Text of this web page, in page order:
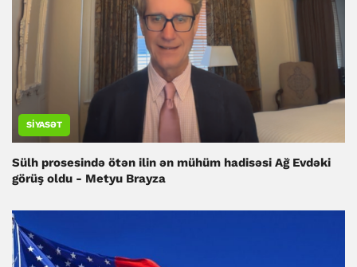
SIYASƏT
Sülh prosesində ötən ilin ən mühüm hadisəsi Ağ Evdəki
görüş oldu - Metyu Brayza